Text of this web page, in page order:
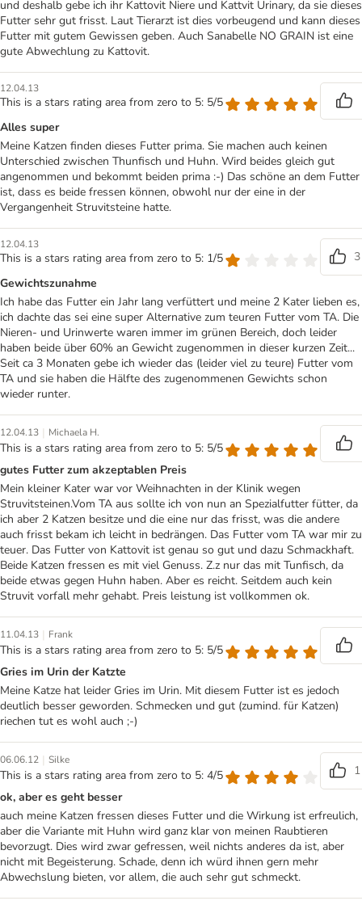
und deshalb gebe ich ihr Kattovit Niere und Kattvit Urinary, da sie dieses
Futter sehr gut frisst. Laut Tierarzt ist dies vorbeugend und kann dieses
Futter mit gutem Gewissen geben. Auch Sanabelle NO GRAIN ist eine
gute Abwechlung zu Kattovit.
12.04.13
This is a stars rating area from zero to 5: 5/5
Alles super
Meine Katzen finden dieses Futter prima. Sie machen auch keinen
Unterschied zwischen Thunfisch und Huhn. Wird beides gleich gut
angenommen und bekommt beiden prima :-) Das schöne an dem Futter
ist, dass es beide fressen können, obwohl nur der eine in der
Vergangenheit Struvitsteine hatte.
12.04.13
This is a stars rating area from zero to 5: 1/5
3
Gewichtszunahme
Ich habe das Futter ein Jahr lang verfüttert und meine 2 Kater lieben es,
ich dachte das sei eine super Alternative zum teuren Futter vom TA. Die
Nieren- und Urinwerte waren immer im grünen Bereich, doch leider
haben beide über 60% an Gewicht zugenommen in dieser kurzen Zeit...
Seit ca 3 Monaten gebe ich wieder das (leider viel zu teure) Futter vom
TA und sie haben die Hälfte des zugenommenen Gewichts schon
wieder runter.
12.04.13 | Michaela H.
This is a stars rating area from zero to 5: 5/5
gutes Futter zum akzeptablen Preis
Mein kleiner Kater war vor Weihnachten in der Klinik wegen
Struvitsteinen.Vom TA aus sollte ich von nun an Spezialfutter fütter, da
ich aber 2 Katzen besitze und die eine nur das frisst, was die andere
auch frisst bekam ich leicht in bedrängen. Das Futter vom TA war mir zu
teuer. Das Futter von Kattovit ist genau so gut und dazu Schmackhaft.
Beide Katzen fressen es mit viel Genuss. Z.z nur das mit Tunfisch, da
beide etwas gegen Huhn haben. Aber es reicht. Seitdem auch kein
Struvit vorfall mehr gehabt. Preis leistung ist vollkommen ok.
11.04.13 | Frank
This is a stars rating area from zero to 5: 5/5
Gries im Urin der Katzte
Meine Katze hat leider Gries im Urin. Mit diesem Futter ist es jedoch
deutlich besser geworden. Schmecken und gut (zumind. für Katzen)
riechen tut es wohl auch ;-)
06.06.12 | Silke
This is a stars rating area from zero to 5: 4/5
1
ok, aber es geht besser
auch meine Katzen fressen dieses Futter und die Wirkung ist erfreulich,
aber die Variante mit Huhn wird ganz klar von meinen Raubtieren
bevorzugt. Dies wird zwar gefressen, weil nichts anderes da ist, aber
nicht mit Begeisterung. Schade, denn ich würd ihnen gern mehr
Abwechslung bieten, vor allem, die auch sehr gut schmeckt.